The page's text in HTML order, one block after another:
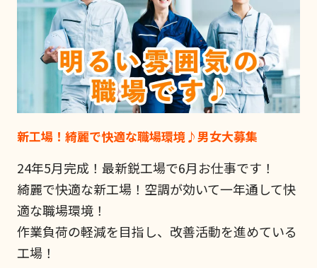
新工場！綺麗で快適な職場環境♪男女大募集
24年5月完成！最新鋭工場で6月お仕事です！
綺麗で快適な新工場！空調が効いて一年通して快
適な職場環境！
作業負荷の軽減を目指し、改善活動を進めている
工場！